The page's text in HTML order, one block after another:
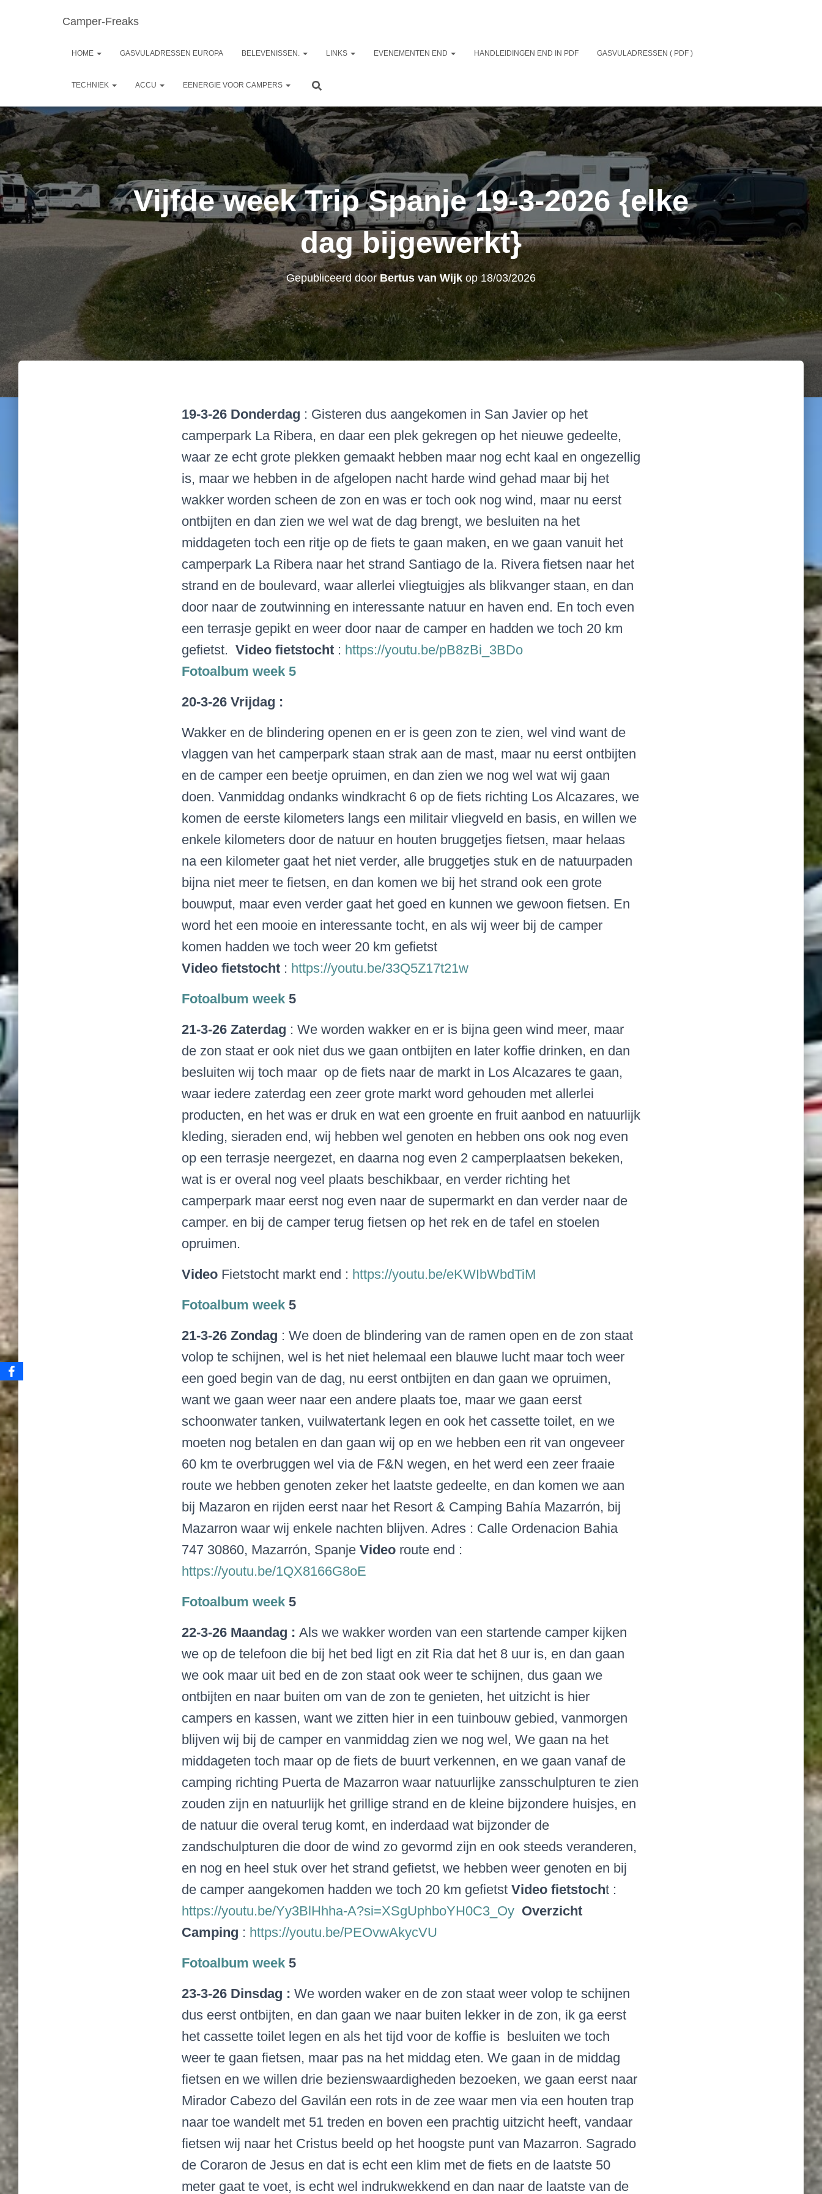
Camper-Freaks
HOME GASVULADRESSEN EUROPA BELEVENISSEN. LINKS EVENEMENTEN END HANDLEIDINGEN END IN PDF GASVULADRESSEN ( PDF )
TECHNIEK ACCU EENERGIE VOOR CAMPERS
Vijfde week Trip Spanje 19-3-2026 {elke
dag bijgewerkt}
Gepubliceerd doorBertus van Wijkop18/03/2026
19-3-26 Donderdag : Gisteren dus aangekomen in San Javier op het
camperpark La Ribera, en daar een plek gekregen op het nieuwe gedeelte,
waar ze echt grote plekken gemaakt hebben maar nog echt kaal en ongezellig
is, maar we hebben in de afgelopen nacht harde wind gehad maar bij het
wakker worden scheen de zon en was er toch ook nog wind, maar nu eerst
ontbijten en dan zien we wel wat de dag brengt, we besluiten na het
middageten toch een ritje op de fiets te gaan maken, en we gaan vanuit het
camperpark La Ribera naar het strand Santiago de la. Rivera fietsen naar het
strand en de boulevard, waar allerlei vliegtuigjes als blikvanger staan, en dan
door naar de zoutwinning en interessante natuur en haven end. En toch even
een terrasje gepikt en weer door naar de camper en hadden we toch 20 km
gefietst. Video fietstocht : https://youtu.be/pB8zBi_3BDo
Fotoalbum week 5
20-3-26 Vrijdag :
Wakker en de blindering openen en er is geen zon te zien, wel vind want de
vlaggen van het camperpark staan strak aan de mast, maar nu eerst ontbijten
en de camper een beetje opruimen, en dan zien we nog wel wat wij gaan
doen. Vanmiddag ondanks windkracht 6 op de fiets richting Los Alcazares, we
komen de eerste kilometers langs een militair vliegveld en basis, en willen we
enkele kilometers door de natuur en houten bruggetjes fietsen, maar helaas
na een kilometer gaat het niet verder, alle bruggetjes stuk en de natuurpaden
bijna niet meer te fietsen, en dan komen we bij het strand ook een grote
bouwput, maar even verder gaat het goed en kunnen we gewoon fietsen. En
word het een mooie en interessante tocht, en als wij weer bij de camper
komen hadden we toch weer 20 km gefietst
Video fietstocht : https://youtu.be/33Q5Z17t21w
Fotoalbum week 5
21-3-26 Zaterdag : We worden wakker en er is bijna geen wind meer, maar
de zon staat er ook niet dus we gaan ontbijten en later koffie drinken, en dan
besluiten wij toch maar op de fiets naar de markt in Los Alcazares te gaan,
waar iedere zaterdag een zeer grote markt word gehouden met allerlei
producten, en het was er druk en wat een groente en fruit aanbod en natuurlijk
kleding, sieraden end, wij hebben wel genoten en hebben ons ook nog even
op een terrasje neergezet, en daarna nog even 2 camperplaatsen bekeken,
wat is er overal nog veel plaats beschikbaar, en verder richting het
camperpark maar eerst nog even naar de supermarkt en dan verder naar de
camper. en bij de camper terug fietsen op het rek en de tafel en stoelen
opruimen.
Video Fietstocht markt end : https://youtu.be/eKWIbWbdTiM
Fotoalbum week 5
21-3-26 Zondag : We doen de blindering van de ramen open en de zon staat
volop te schijnen, wel is het niet helemaal een blauwe lucht maar toch weer
een goed begin van de dag, nu eerst ontbijten en dan gaan we opruimen,
want we gaan weer naar een andere plaats toe, maar we gaan eerst
schoonwater tanken, vuilwatertank legen en ook het cassette toilet, en we
moeten nog betalen en dan gaan wij op en we hebben een rit van ongeveer
60 km te overbruggen wel via de F&N wegen, en het werd een zeer fraaie
route we hebben genoten zeker het laatste gedeelte, en dan komen we aan
bij Mazaron en rijden eerst naar het Resort & Camping Bahía Mazarrón, bij
Mazarron waar wij enkele nachten blijven. Adres : Calle Ordenacion Bahia
747 30860, Mazarrón, Spanje Video route end :
https://youtu.be/1QX8166G8oE
Fotoalbum week 5
22-3-26 Maandag : Als we wakker worden van een startende camper kijken
we op de telefoon die bij het bed ligt en zit Ria dat het 8 uur is, en dan gaan
we ook maar uit bed en de zon staat ook weer te schijnen, dus gaan we
ontbijten en naar buiten om van de zon te genieten, het uitzicht is hier
campers en kassen, want we zitten hier in een tuinbouw gebied, vanmorgen
blijven wij bij de camper en vanmiddag zien we nog wel, We gaan na het
middageten toch maar op de fiets de buurt verkennen, en we gaan vanaf de
camping richting Puerta de Mazarron waar natuurlijke zansschulpturen te zien
zouden zijn en natuurlijk het grillige strand en de kleine bijzondere huisjes, en
de natuur die overal terug komt, en inderdaad wat bijzonder de
zandschulpturen die door de wind zo gevormd zijn en ook steeds veranderen,
en nog en heel stuk over het strand gefietst, we hebben weer genoten en bij
de camper aangekomen hadden we toch 20 km gefietst Video fietstocht :
https://youtu.be/Yy3BlHhha-A?si=XSgUphboYH0C3_Oy Overzicht
Camping : https://youtu.be/PEOvwAkycVU
Fotoalbum week 5
23-3-26 Dinsdag : We worden waker en de zon staat weer volop te schijnen
dus eerst ontbijten, en dan gaan we naar buiten lekker in de zon, ik ga eerst
het cassette toilet legen en als het tijd voor de koffie is besluiten we toch
weer te gaan fietsen, maar pas na het middag eten. We gaan in de middag
fietsen en we willen drie bezienswaardigheden bezoeken, we gaan eerst naar
Mirador Cabezo del Gavilán een rots in de zee waar men via een houten trap
naar toe wandelt met 51 treden en boven een prachtig uitzicht heeft, vandaar
fietsen wij naar het Cristus beeld op het hoogste punt van Mazarron. Sagrado
de Coraron de Jesus en dat is echt een klim met de fiets en de laatste 50
meter gaat te voet, is echt wel indrukwekkend en dan naar de laatste van de